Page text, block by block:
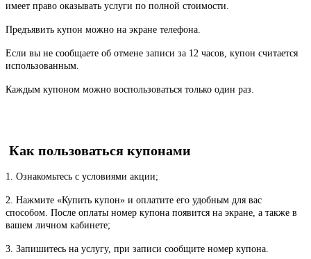
имеет право оказывать услуги по полной стоимости.
Предъявить купон можно на экране телефона.
Если вы не сообщаете об отмене записи за 12 часов, купон считается
использованным.
Каждым купоном можно воспользоваться только один раз.
Как пользоваться купонами
1. Ознакомьтесь с условиями акции;
2. Нажмите «Купить купон» и оплатите его удобным для вас
способом. После оплаты номер купона появится на экране, а также в
вашем личном кабинете;
3. Запишитесь на услугу, при записи сообщите номер купона.